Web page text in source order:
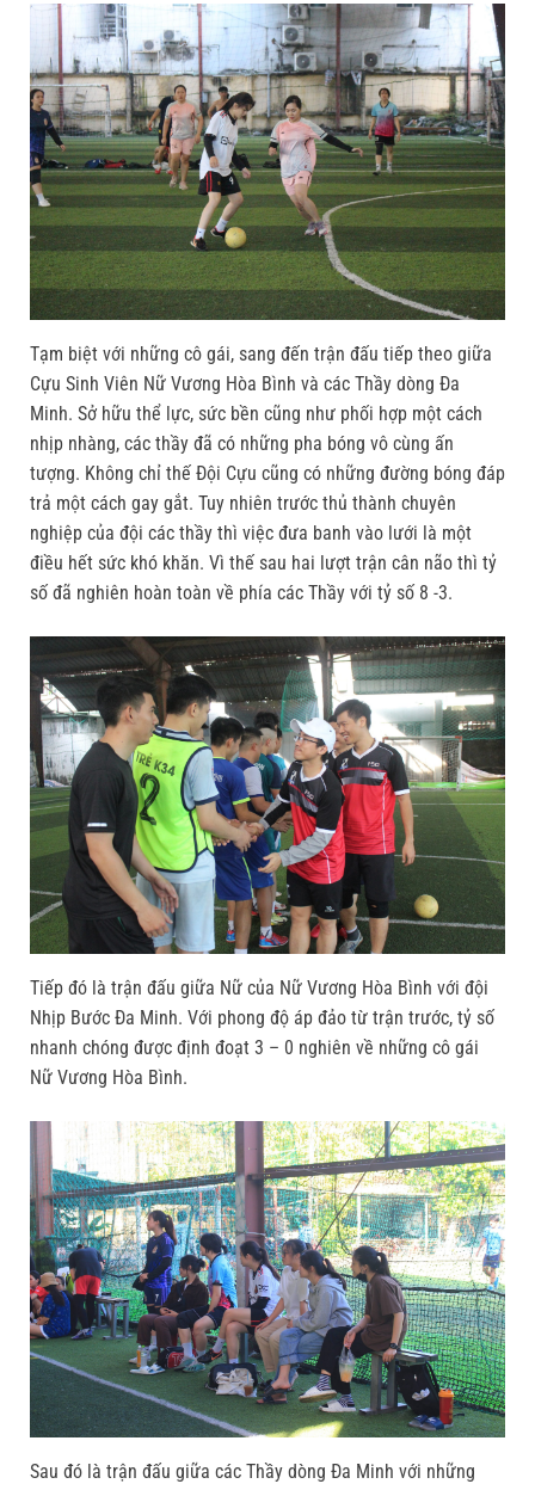
Tạm biệt với những cô gái, sang đến trận đấu tiếp theo giữa
Cựu Sinh Viên Nữ Vương Hòa Bình và các Thầy dòng Đa
Minh. Sở hữu thể lực, sức bền cũng như phối hợp một cách
nhịp nhàng, các thầy đã có những pha bóng vô cùng ấn
tượng. Không chỉ thế Đội Cựu cũng có những đường bóng đáp
trả một cách gay gắt. Tuy nhiên trước thủ thành chuyên
nghiệp của đội các thầy thì việc đưa banh vào lưới là một
điều hết sức khó khăn. Vì thế sau hai lượt trận cân não thì tỷ
số đã nghiên hoàn toàn về phía các Thầy với tỷ số 8 -3.
Tiếp đó là trận đấu giữa Nữ của Nữ Vương Hòa Bình với đội
Nhịp Bước Đa Minh. Với phong độ áp đảo từ trận trước, tỷ số
nhanh chóng được định đoạt 3 – 0 nghiên về những cô gái
Nữ Vương Hòa Bình.
Sau đó là trận đấu giữa các Thầy dòng Đa Minh với những